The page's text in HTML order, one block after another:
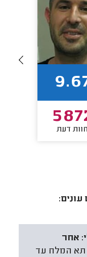
חוות דעת
אחר
תא המלח עד